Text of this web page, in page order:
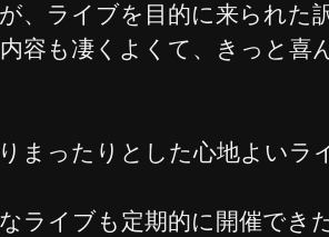
、ライブを目的に来られた
容も凄くよくて、きっと喜
まったりとした心地よいラ
なライブも定期的に開催でき